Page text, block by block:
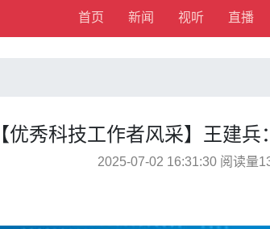
首页 新闻 视听 直播
【优秀科技工作者风采】王建兵
2025-07-02 16:31:30 阅读量